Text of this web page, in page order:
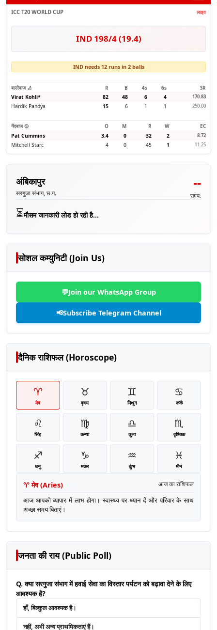
ICC T20 WORLD CUP लाइव
IND 198/4 (19.4)
IND needs 12 runs in 2 balls
बल्लेबाज 🏏 R B 4s 6s
SR
Virat Kohli* 82 48 6 4 170.83
Hardik Pandya 15 6 1 1 250.00
गेंदबाज 🥎 O M R W
EC
Pat Cummins
3.4 0 32 2 8.72
Mitchell Starc 4 0 45 1 11.25
अंबिकापुर
सरगुजा संभाग, छ.ग.
--
समय:
⏳मौसम जानकारी लोड हो रही है...
सोशल कम्युनिटी (Join Us)
💬Join our WhatsApp Group
📢Subscribe Telegram Channel
दैनिक राशिफल (Horoscope)
♈
मेष
♉
वृषभ
♊
मिथुन
♋
कर्क
♌
सिंह
♍
कन्या
♎
तुला
♏
वृश्चिक
♐
धनु
♑
मकर
♒
कुंभ
♓
मीन
♈ मेष(Aries) आज का राशिफल
आज आपको व्यापार में लाभ होगा। स्वास्थ्य पर ध्यान दें और परिवार के साथ
अच्छा समय बिताएं।
जनता की राय (Public Poll)
Q. क्या सरगुजा संभाग में हवाई सेवा का विस्तार पर्यटन को बढ़ावा देने के लिए
आवश्यक है?
हाँ, बिल्कुल आवश्यक है।
नहीं, अभी अन्य प्राथमिकताएं हैं।